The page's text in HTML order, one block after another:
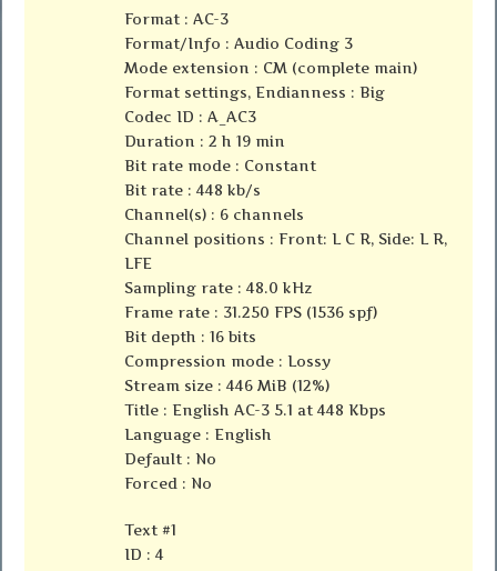
Format : AC-3
Format/Info : Audio Coding 3
Mode extension : CM (complete main)
Format settings, Endianness : Big
Codec ID : A_AC3
Duration : 2 h 19 min
Bit rate mode : Constant
Bit rate : 448 kb/s
Channel(s) : 6 channels
Channel positions : Front: L C R, Side: L R,
LFE
Sampling rate : 48.0 kHz
Frame rate : 31.250 FPS (1536 spf)
Bit depth : 16 bits
Compression mode : Lossy
Stream size : 446 MiB (12%)
Title : English AC-3 5.1 at 448 Kbps
Language : English
Default : No
Forced : No
Text #1
ID : 4